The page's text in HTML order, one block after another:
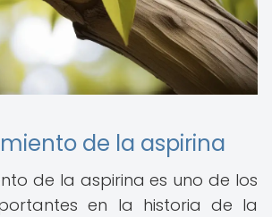
de la aspirina
de la aspirina es uno de los
en la historia de la